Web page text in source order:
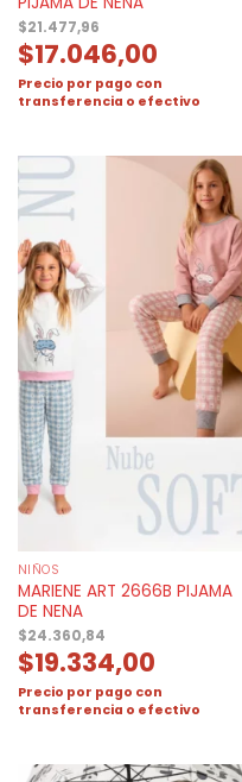
$21.477,96
$17.046,00
Precio por pago con
transferencia o efectivo
NIÑOS
MARIENE ART 2666B PIJAMA
DE NENA
$24.360,84
$19.334,00
Precio por pago con
transferencia o efectivo